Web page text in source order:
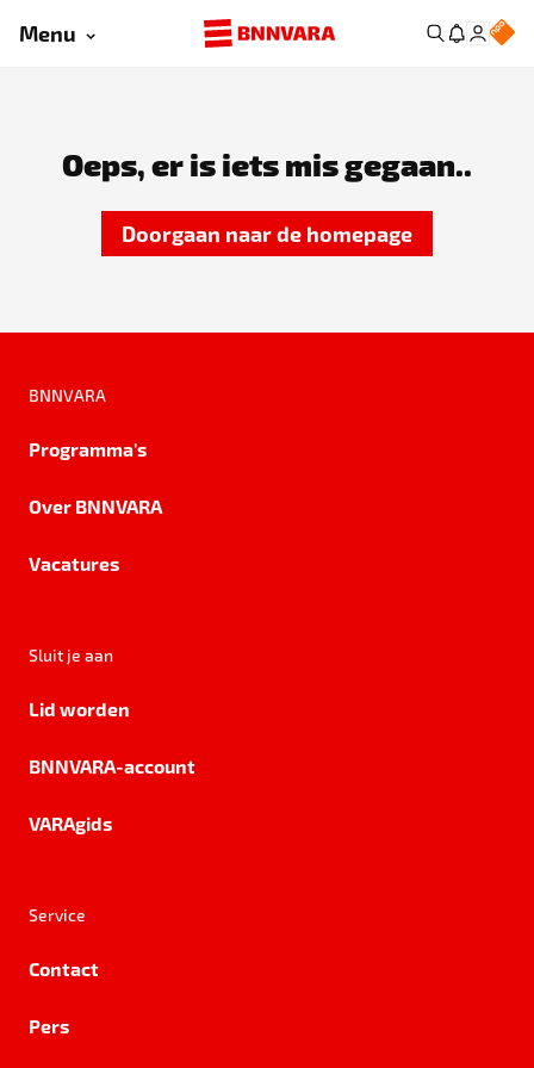
Menu
Oeps, er is iets mis gegaan..
Doorgaan naar de homepage
BNNVARA
Programma's
Over BNNVARA
Vacatures
Sluit je aan
Lid worden
BNNVARA-account
VARAgids
Service
Contact
Pers